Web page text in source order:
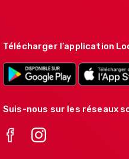
Télécharger l’application
Suis-nous sur les réseaux